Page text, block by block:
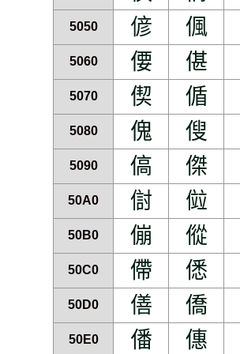
5050 偐 偑
5060 偠 偡
5070 偰 偱
5080 傀 傁
5090 傐 傑
50A0 傠 傡
50B0 傰 傱
50C0 僀 僁
50D0 僐 僑
50E0 僠 僡